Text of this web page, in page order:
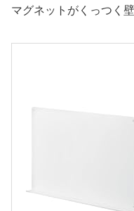
マグネットがくっつく